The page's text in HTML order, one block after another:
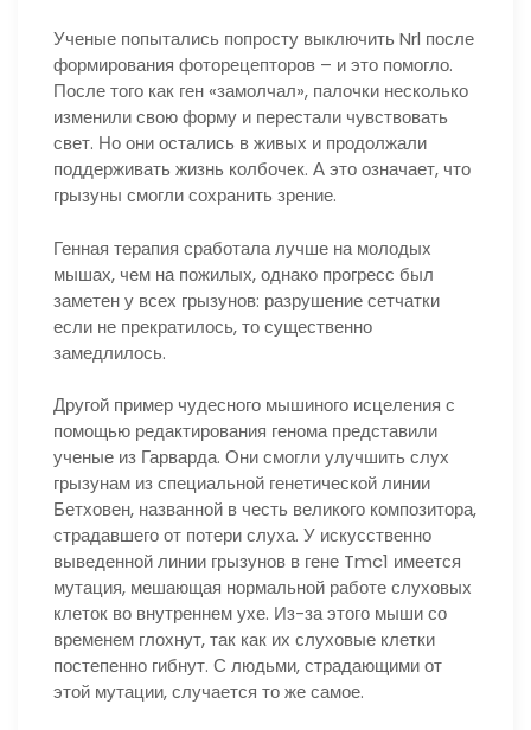
Ученые попытались попросту выключить Nrl после
формирования фоторецепторов – и это помогло.
После того как ген «замолчал», палочки несколько
изменили свою форму и перестали чувствовать
свет. Но они остались в живых и продолжали
поддерживать жизнь колбочек. А это означает, что
грызуны смогли сохранить зрение.
Генная терапия сработала лучше на молодых
мышах, чем на пожилых, однако прогресс был
заметен у всех грызунов: разрушение сетчатки
если не прекратилось, то существенно
замедлилось.
Другой пример чудесного мышиного исцеления с
помощью редактирования генома представили
ученые из Гарварда. Они смогли улучшить слух
грызунам из специальной генетической линии
Бетховен, названной в честь великого композитора,
страдавшего от потери слуха. У искусственно
выведенной линии грызунов в гене Tmc1 имеется
мутация, мешающая нормальной работе слуховых
клеток во внутреннем ухе. Из-за этого мыши со
временем глохнут, так как их слуховые клетки
постепенно гибнут. С людьми, страдающими от
этой мутации, случается то же самое.